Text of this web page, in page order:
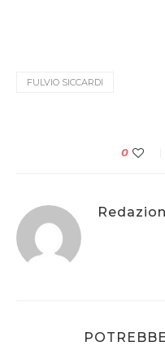
FULVIO SICCARDI
0